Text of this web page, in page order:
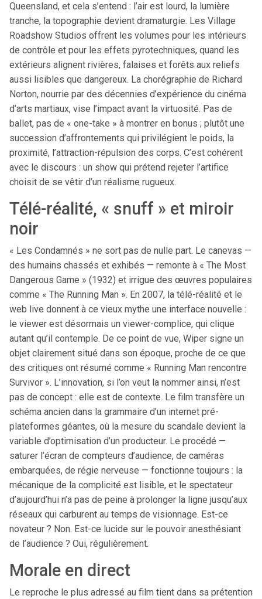
Queensland, et cela s’entend : l’air est lourd, la lumière
tranche, la topographie devient dramaturgie. Les Village
Roadshow Studios offrent les volumes pour les intérieurs
de contrôle et pour les effets pyrotechniques, quand les
extérieurs alignent rivières, falaises et forêts aux reliefs
aussi lisibles que dangereux. La chorégraphie de Richard
Norton, nourrie par des décennies d’expérience du cinéma
d’arts martiaux, vise l’impact avant la virtuosité. Pas de
ballet, pas de « one-take » à montrer en bonus ; plutôt une
succession d’affrontements qui privilégient le poids, la
proximité, l’attraction-répulsion des corps. C’est cohérent
avec le discours : un show qui prétend rejeter l’artifice
choisit de se vêtir d’un réalisme rugueux.
Télé-réalité, « snuff » et miroir
noir
« Les Condamnés » ne sort pas de nulle part. Le canevas —
des humains chassés et exhibés — remonte à « The Most
Dangerous Game » (1932) et irrigue des œuvres populaires
comme « The Running Man ». En 2007, la télé-réalité et le
web live donnent à ce vieux mythe une interface nouvelle :
le viewer est désormais un viewer-complice, qui clique
autant qu’il contemple. De ce point de vue, Wiper signe un
objet clairement situé dans son époque, proche de ce que
des critiques ont résumé comme « Running Man rencontre
Survivor ». L’innovation, si l’on veut la nommer ainsi, n’est
pas de concept : elle est de contexte. Le film transfère un
schéma ancien dans la grammaire d’un internet pré-
plateformes géantes, où la mesure du scandale devient la
variable d’optimisation d’un producteur. Le procédé —
saturer l’écran de compteurs d’audience, de caméras
embarquées, de régie nerveuse — fonctionne toujours : la
mécanique de la complicité est lisible, et le spectateur
d’aujourd’hui n’a pas de peine à prolonger la ligne jusqu’aux
réseaux qui carburent au temps de visionnage. Est-ce
novateur ? Non. Est-ce lucide sur le pouvoir anesthésiant
de l’audience ? Oui, régulièrement.
Morale en direct
Le reproche le plus adressé au film tient dans sa prétention